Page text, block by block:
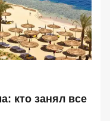
кто занял все